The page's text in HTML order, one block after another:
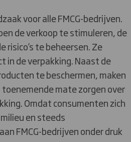
voor alle FMCG-bedrijven.
de verkoop te stimuleren, de
risico’s te beheersen. Ze
in de verpakking. Naast de
te beschermen, maken
mate zorgen over
Omdat consumenten zich
en steeds
FMCG-bedrijven onder druk